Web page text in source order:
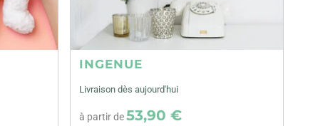
INGENUE
Livraison dès aujourd'hui
à partir de53,90 €